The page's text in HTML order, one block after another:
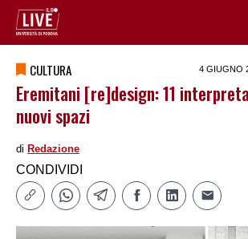
CULTURA 4 GIUGNO
Eremitani [re]design: 11
nuovi spazi
di Redazione
CONDIVIDI